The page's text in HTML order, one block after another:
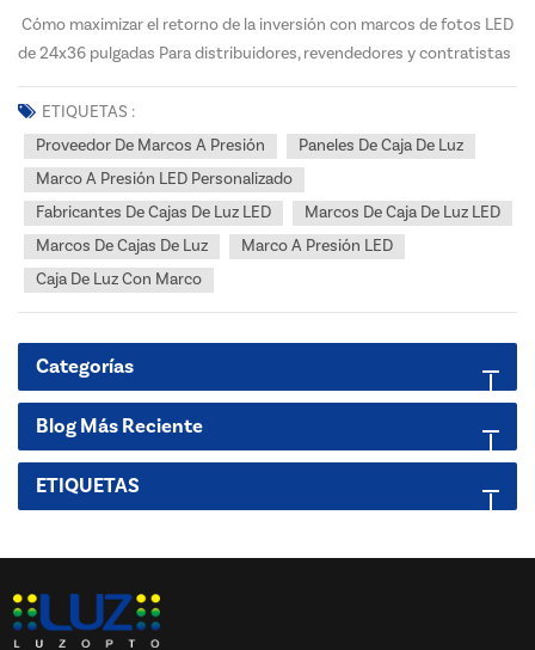
Cómo maximizar el retorno de la inversión con marcos de fotos LED
de 24x36 pulgadas Para distribuidores, revendedores y contratistas
comerciales en Norteamérica, los marcos de fotos LED de 24x36
pulgadas se han convertido en una de las soluciones de exhibición
más versátiles y rentables. Estas unid...
ETIQUETAS :
Proveedor De Marcos A Presión
Paneles De Caja De Luz
Marco A Presión LED Personalizado
Fabricantes De Cajas De Luz LED
Marcos De Caja De Luz LED
Marcos De Cajas De Luz
Marco A Presión LED
Caja De Luz Con Marco
Categorías
Blog Más Reciente
ETIQUETAS